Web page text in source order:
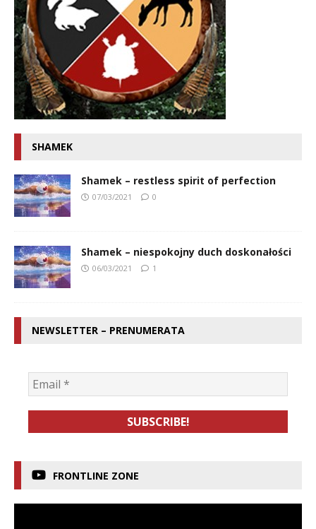
SHAMEK
Shamek – restless spirit of perfection
07/03/2021 0
Shamek – niespokojny duch doskonałości
06/03/2021 1
NEWSLETTER – PRENUMERATA
FRONTLINE ZONE